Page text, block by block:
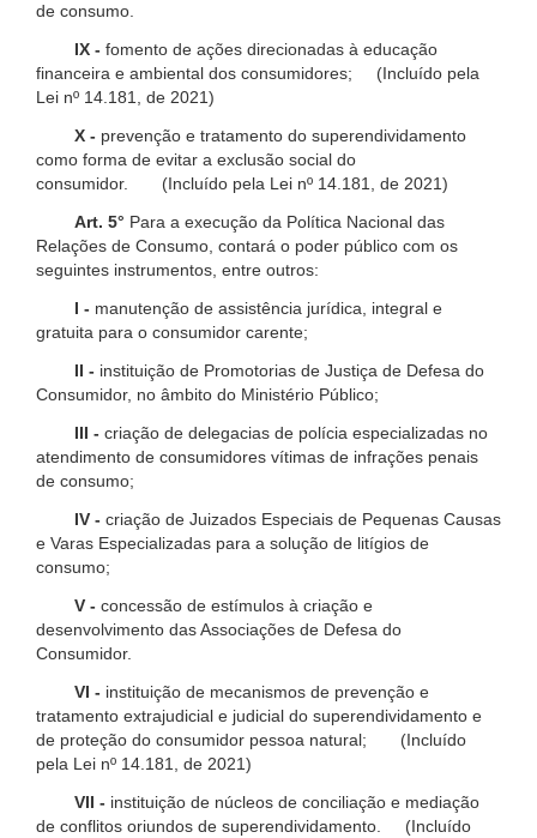
de consumo.
IX - fomento de ações direcionadas à educação
financeira e ambiental dos consumidores; (Incluído pela
Lei nº 14.181, de 2021)
X - prevenção e tratamento do superendividamento
como forma de evitar a exclusão social do
consumidor. (Incluído pela Lei nº 14.181, de 2021)
Art. 5° Para a execução da Política Nacional das
Relações de Consumo, contará o poder público com os
seguintes instrumentos, entre outros:
I - manutenção de assistência jurídica, integral e
gratuita para o consumidor carente;
II - instituição de Promotorias de Justiça de Defesa do
Consumidor, no âmbito do Ministério Público;
III - criação de delegacias de polícia especializadas no
atendimento de consumidores vítimas de infrações penais
de consumo;
IV - criação de Juizados Especiais de Pequenas Causas
e Varas Especializadas para a solução de litígios de
consumo;
V - concessão de estímulos à criação e
desenvolvimento das Associações de Defesa do
Consumidor.
VI - instituição de mecanismos de prevenção e
tratamento extrajudicial e judicial do superendividamento e
de proteção do consumidor pessoa natural; (Incluído
pela Lei nº 14.181, de 2021)
VII - instituição de núcleos de conciliação e mediação
de conflitos oriundos de superendividamento. (Incluído